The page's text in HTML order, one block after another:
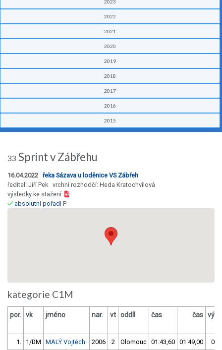
2023
2022
2021
2020
2019
2018
2017
2016
2015
33 Sprint v Zábřehu
16.04.2022 řeka Sázava u loděnice VS Zábřeh
ředitel: Jiří Pek vrchní rozhodčí: Heda Kratochvílová
výsledky ke stažení:
absolutní pořadíP
kategorie C1M
por. vk jméno nar. vt oddíl čas čas
1. 1/DM MALÝ Vojtěch 2006 2 Olomouc 01:43,60 01:49,00